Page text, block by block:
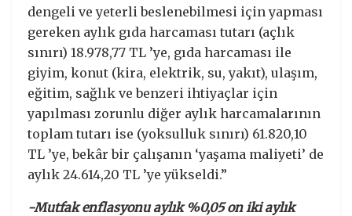
dengeli ve yeterli beslenebilmesi için yapması
gereken aylık gıda harcaması tutarı (açlık
sınırı) 18.978,77 TL ’ye, gıda harcaması ile
giyim, konut (kira, elektrik, su, yakıt), ulaşım,
eğitim, sağlık ve benzeri ihtiyaçlar için
yapılması zorunlu diğer aylık harcamalarının
toplam tutarı ise (yoksulluk sınırı) 61.820,10
TL ’ye, bekâr bir çalışanın ‘yaşama maliyeti’ de
aylık 24.614,20 TL ’ye yükseldi.”
-Mutfak enflasyonu aylık %0,05 on iki aylık